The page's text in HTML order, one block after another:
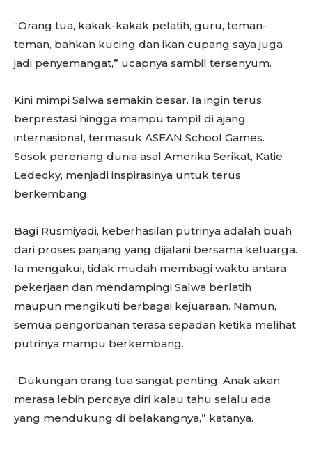
“Orang tua, kakak-kakak pelatih, guru, teman-
teman, bahkan kucing dan ikan cupang saya juga
jadi penyemangat,” ucapnya sambil tersenyum.
Kini mimpi Salwa semakin besar. Ia ingin terus
berprestasi hingga mampu tampil di ajang
internasional, termasuk ASEAN School Games.
Sosok perenang dunia asal Amerika Serikat, Katie
Ledecky, menjadi inspirasinya untuk terus
berkembang.
Bagi Rusmiyadi, keberhasilan putrinya adalah buah
dari proses panjang yang dijalani bersama keluarga.
Ia mengakui, tidak mudah membagi waktu antara
pekerjaan dan mendampingi Salwa berlatih
maupun mengikuti berbagai kejuaraan. Namun,
semua pengorbanan terasa sepadan ketika melihat
putrinya mampu berkembang.
“Dukungan orang tua sangat penting. Anak akan
merasa lebih percaya diri kalau tahu selalu ada
yang mendukung di belakangnya,” katanya.